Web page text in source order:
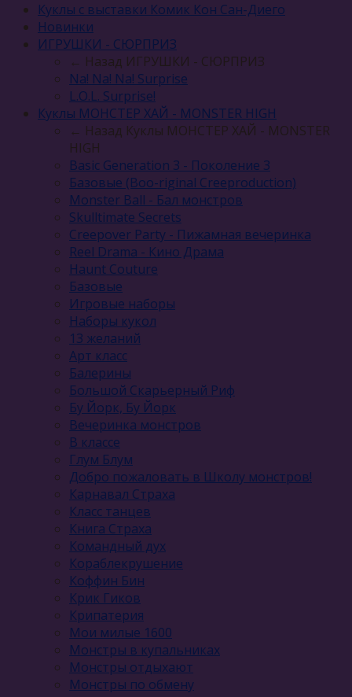
Куклы с выставки Комик Кон Сан-Диего
Новинки
ИГРУШКИ - СЮРПРИЗ
← Назад ИГРУШКИ - СЮРПРИЗ
Na! Na! Na! Surprise
L.O.L. Surprise!
Куклы МОНСТЕР ХАЙ - MONSTER HIGH
← Назад Куклы МОНСТЕР ХАЙ - MONSTER
HIGH
Basic Generation 3 - Поколение 3
Базовые (Boo-riginal Creeproduction)
Monster Ball - Бал монстров
Skulltimate Secrets
Creepover Party - Пижамная вечеринка
Reel Drama - Кино Драма
Haunt Couture
Базовые
Игровые наборы
Наборы кукол
13 желаний
Арт класс
Балерины
Большой Скарьерный Риф
Бу Йорк, Бу Йорк
Вечеринка монстров
В классе
Глум Блум
Добро пожаловать в Школу монстров!
Карнавал Cтраха
Класс танцев
Книга Страха
Командный дух
Кораблекрушение
Коффин Бин
Крик Гиков
Крипатерия
Мои милые 1600
Монстры в купальниках
Монстры отдыхают
Монстры по обмену